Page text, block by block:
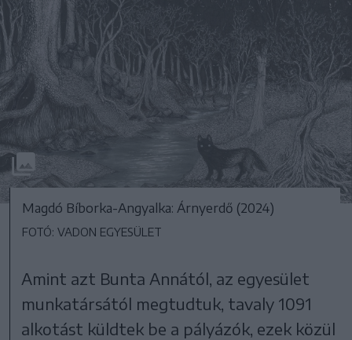
Magdó Bíborka-Angyalka: Árnyerdő (2024)
FOTÓ: VADON EGYESÜLET
Amint azt Bunta Annától, az egyesület
munkatársától megtudtuk, tavaly 1091
alkotást küldtek be a pályázók, ezek közül